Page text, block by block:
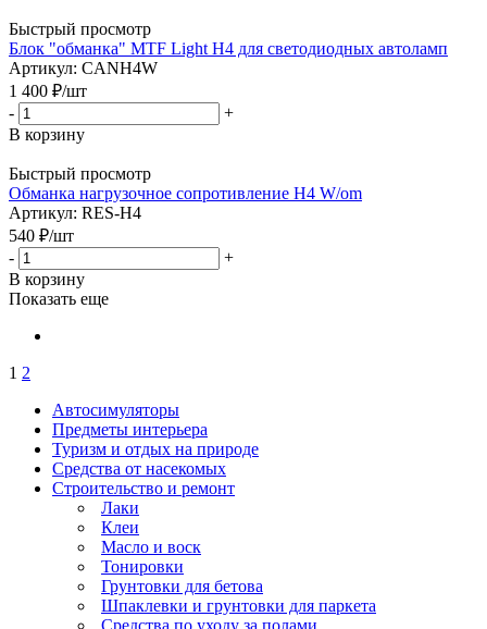
Быстрый просмотр
Блок "обманка" MTF Light H4 для светодиодных автоламп
Артикул: CANH4W
1 400 ₽/шт
-
+
В корзину
Быстрый просмотр
Обманка нагрузочное сопротивление H4 W/оm
Артикул: RES-H4
540 ₽/шт
-
+
В корзину
Показать еще
1 2
Автосимуляторы
Предметы интерьера
Туризм и отдых на природе
Средства от насекомых
Строительство и ремонт
Лаки
Клеи
Масло и воск
Тонировки
Грунтовки для бетова
Шпаклевки и грунтовки для паркета
Средства по уходу за полами